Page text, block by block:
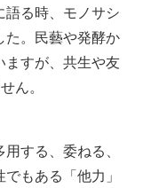
語る時、モノサシ
た。民藝や発酵か
ますが、共生や友
ん。
する、委ねる、
もある「他力」